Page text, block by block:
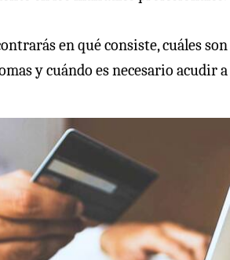
en qué consiste, cuáles son
y cuándo es necesario acudir a